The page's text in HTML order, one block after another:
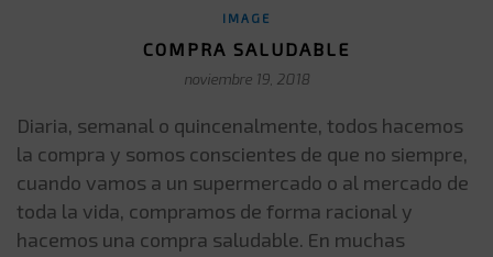
IMAGE
COMPRA SALUDABLE
noviembre 19, 2018
Diaria, semanal o quincenalmente, todos hacemos
la compra y somos conscientes de que no siempre,
cuando vamos a un supermercado o al mercado de
toda la vida, compramos de forma racional y
hacemos una compra saludable. En muchas